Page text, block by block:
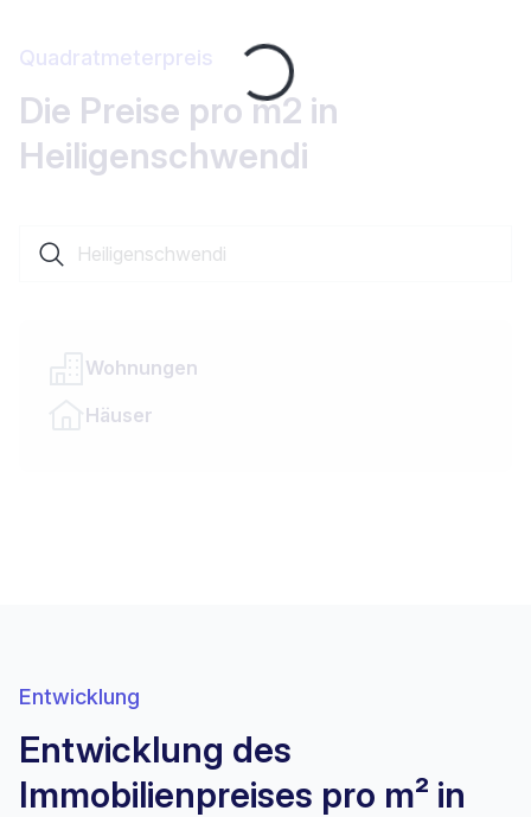
Loading...
Quadratmeterpreis
Die Preise pro m2 in
Heiligenschwendi
Wohnungen
Häuser
Entwicklung
Entwicklung des
Immobilienpreises pro m² in